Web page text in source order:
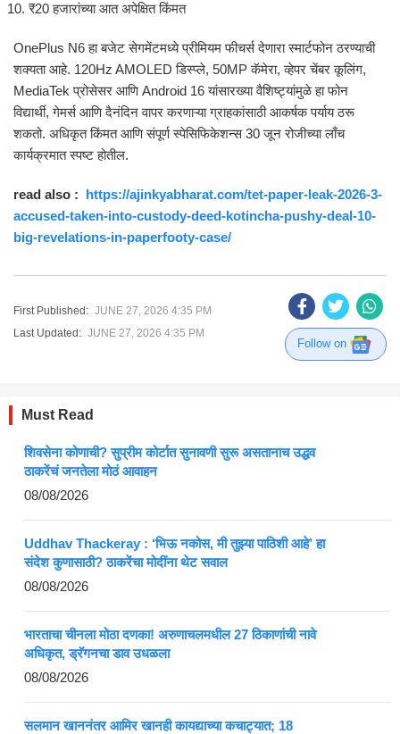
₹20 हजारांच्या आत अपेक्षित किंमत
OnePlus N6 हा बजेट सेगमेंटमध्ये प्रीमियम फीचर्स देणारा स्मार्टफोन ठरण्याची
शक्यता आहे. 120Hz AMOLED डिस्प्ले, 50MP कॅमेरा, व्हेपर चेंबर कूलिंग,
MediaTek प्रोसेसर आणि Android 16 यांसारख्या वैशिष्ट्यांमुळे हा फोन
विद्यार्थी, गेमर्स आणि दैनंदिन वापर करणाऱ्या ग्राहकांसाठी आकर्षक पर्याय ठरू
शकतो. अधिकृत किंमत आणि संपूर्ण स्पेसिफिकेशन्स 30 जून रोजीच्या लाँच
कार्यक्रमात स्पष्ट होतील.
read also : https://ajinkyabharat.com/tet-paper-leak-2026-3-
accused-taken-into-custody-deed-kotincha-pushy-deal-10-
big-revelations-in-paperfooty-case/
First Published: JUNE 27, 2026 4:35 PM
Last Updated: JUNE 27, 2026 4:35 PM
Follow on
Must Read
शिवसेना कोणाची? सुप्रीम कोर्टात सुनावणी सुरू असतानाच उद्धव
ठाकरेंचं जनतेला मोठं आवाहन
08/08/2026
Uddhav Thackeray : ‘भिऊ नकोस, मी तुझ्या पाठिशी आहे’ हा
संदेश कुणासाठी? ठाकरेंचा मोदींना थेट सवाल
08/08/2026
भारताचा चीनला मोठा दणका! अरुणाचलमधील 27 ठिकाणांची नावे
अधिकृत, ड्रॅगनचा डाव उधळला
08/08/2026
सलमान खाननंतर आमिर खानही कायद्याच्या कचाट्यात; 18